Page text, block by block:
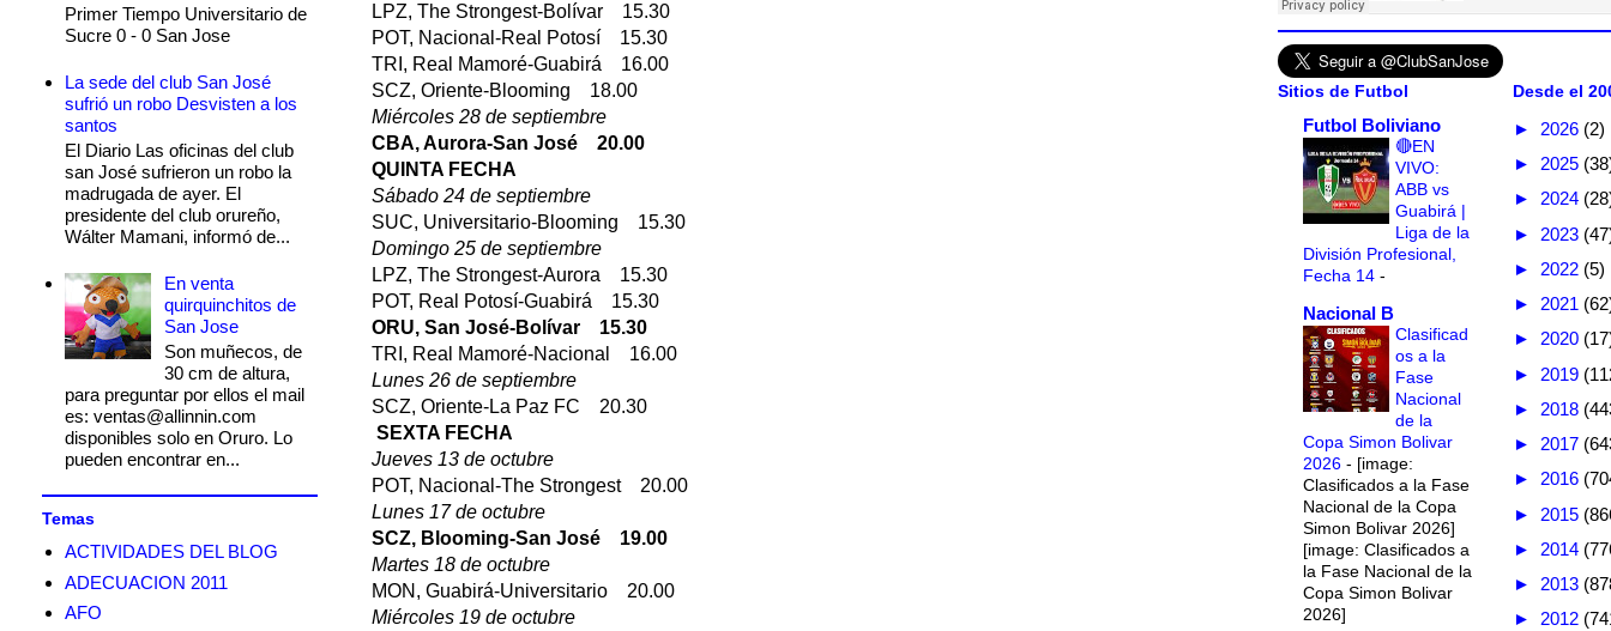
LPZ, The Strongest-Bolívar 15.30
POT, Nacional-Real Potosí 15.30
TRI, Real Mamoré-Guabirá 16.00
SCZ, Oriente-Blooming 18.00
Miércoles 28 de septiembre
CBA, Aurora-San José 20.00
QUINTA FECHA
Sábado 24 de septiembre
SUC, Universitario-Blooming 15.30
Domingo 25 de septiembre
LPZ, The Strongest-Aurora 15.30
POT, Real Potosí-Guabirá 15.30
ORU, San José-Bolívar 15.30
TRI, Real Mamoré-Nacional 16.00
Lunes 26 de septiembre
SCZ, Oriente-La Paz FC 20.30
SEXTA FECHA
Jueves 13 de octubre
POT, Nacional-The Strongest 20.00
Lunes 17 de octubre
SCZ, Blooming-San José 19.00
Martes 18 de octubre
MON, Guabirá-Universitario 20.00
Miércoles 19 de octubre
Primer Tiempo Universitario de
Sucre 0 - 0 San Jose
La sede del club San José
sufrió un robo Desvisten a los
santos
El Diario Las oficinas del club
san José sufrieron un robo la
madrugada de ayer. El
presidente del club orureño,
Wálter Mamani, informó de...
En venta
quirquinchitos de
San Jose
Son muñecos, de
30 cm de altura,
para preguntar por ellos el mail
es: ventas@allinnin.com
disponibles solo en Oruro. Lo
pueden encontrar en...
Temas
ACTIVIDADES DEL BLOG
ADECUACION 2011
AFO
Sitios de Futbol
Futbol Boliviano
🔴EN
VIVO:
ABB vs
Guabirá |
Liga de la
División Profesional,
Fecha 14 -
Nacional B
Clasificad
os a la
Fase
Nacional
de la
Copa Simon Bolivar
2026 - [image:
Clasificados a la Fase
Nacional de la Copa
Simon Bolivar 2026]
[image: Clasificados a
la Fase Nacional de la
Copa Simon Bolivar
2026]
Desde el
► 2026 (2)
► 2025
► 2024
► 2023
► 2022 (5)
► 2021
► 2020
► 2019
► 2018
► 2017
► 2016
► 2015
► 2014
► 2013
► 2012